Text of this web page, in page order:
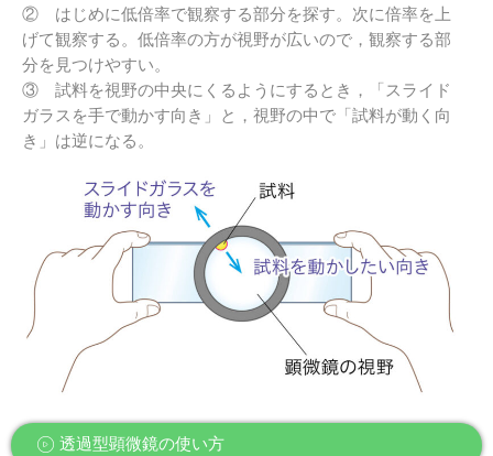
② はじめに低倍率で観察する部分を探す。次に倍率を上
げて観察する。低倍率の方が視野が広いので，観察する部
分を見つけやすい。
③ 試料を視野の中央にくるようにするとき，「スライド
ガラスを手で動かす向き」と，視野の中で「試料が動く向
き」は逆になる。
透過型顕微鏡の使い方